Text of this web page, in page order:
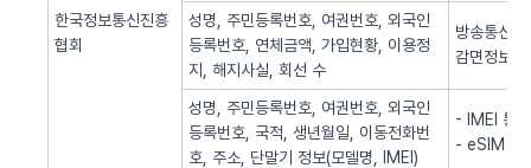
한국정보통신진흥
협회
성명, 주민등록번호, 여권번호, 외국인
등록번호, 연체금액, 가입현황, 이용정
지, 해지사실, 회선 수
방송통신
감면정보
성명, 주민등록번호, 여권번호, 외국인
등록번호, 국적, 생년월일, 이동전화번
호, 주소, 단말기 정보(모델명, IMEI)
- IMEI 통
- eSIM 동